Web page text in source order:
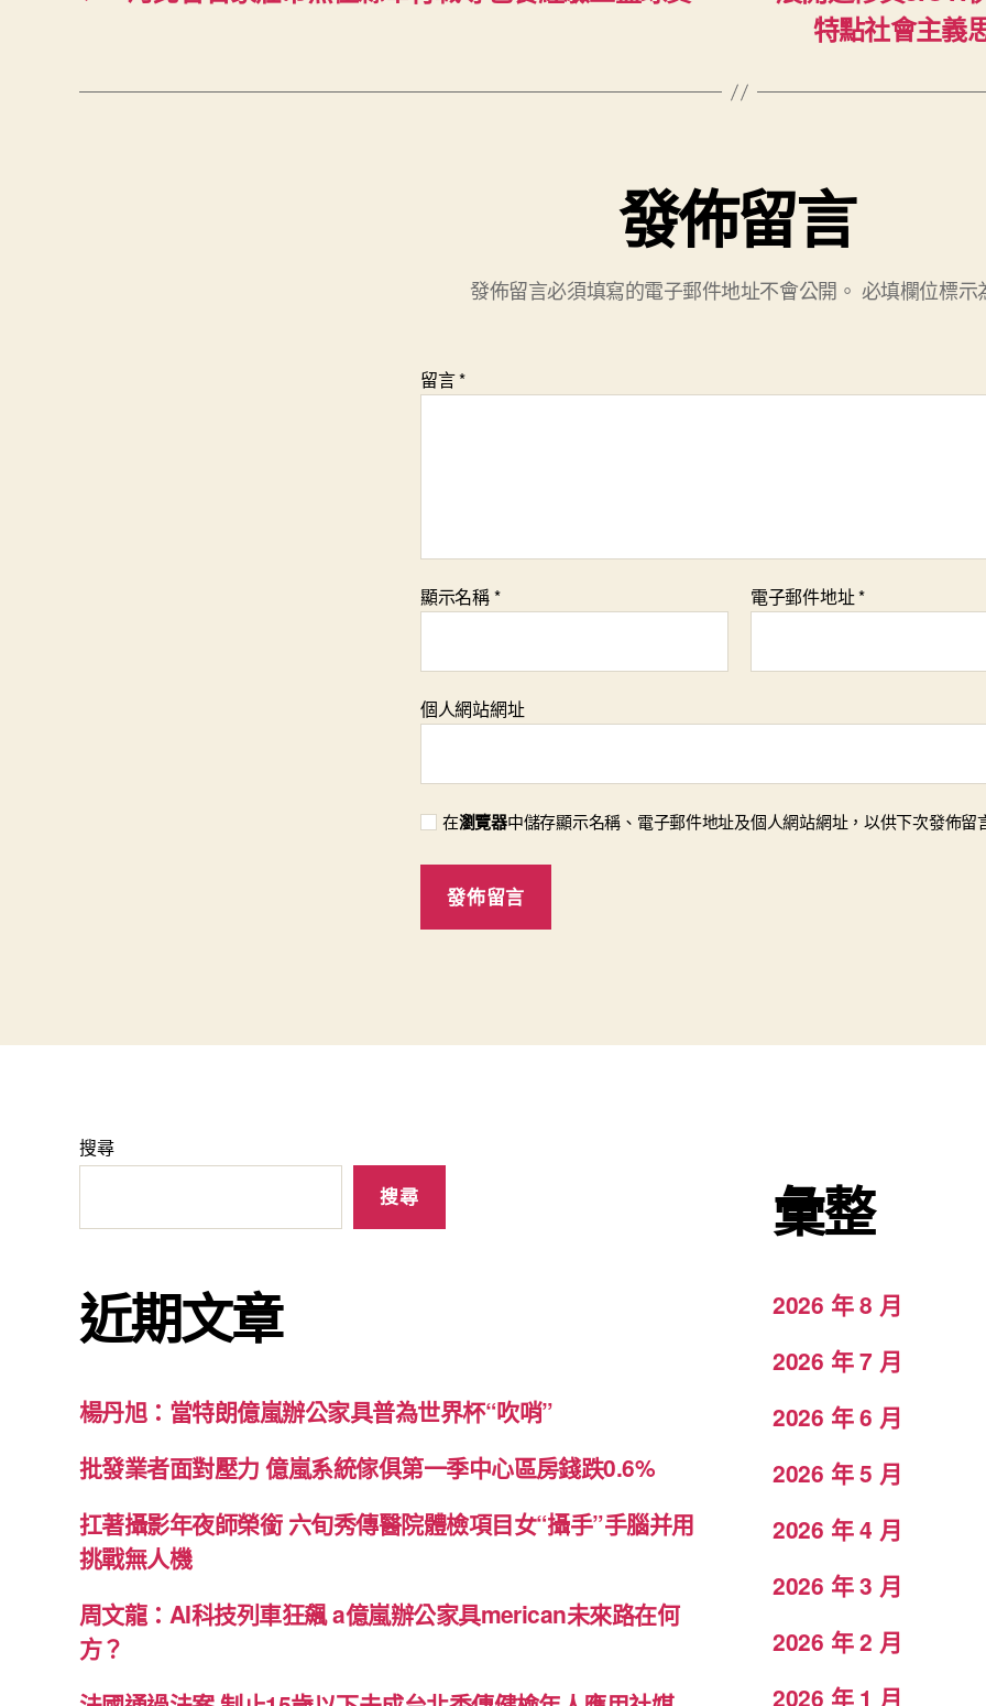
特點社會主義
發佈留言
發佈留言必須填寫的電子郵件地址不會公開。 必填欄位標
留言*
顯示名稱* 電子郵件地址*
個人網站網址
在瀏覽器中儲存顯示名稱、電子郵件地址及個人網站網址，以供下次發佈留
搜尋
搜尋
近期文章
楊丹旭：當特朗億嵐辦公家具普為世界杯“吹哨”
批發業者面對壓力 億嵐系統傢俱第一季中心區房錢跌0.6%
扛著攝影年夜師榮銜 六旬秀傳醫院體檢項目女“攝手”手腦并用
挑戰無人機
周文龍：AI科技列車狂飆 a億嵐辦公家具merican未來路在何
方？
彙整
2026 年 8 月
2026 年 7 月
2026 年 6 月
2026 年 5 月
2026 年 4 月
2026 年 3 月
2026 年 2 月
2026 年 1 月